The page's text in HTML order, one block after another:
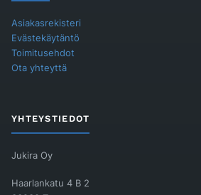
Asiakasrekisteri
Evästekäytäntö
Toimitusehdot
Ota yhteyttä
YHTEYSTIEDOT
Jukira Oy
Haarlankatu 4 B 2